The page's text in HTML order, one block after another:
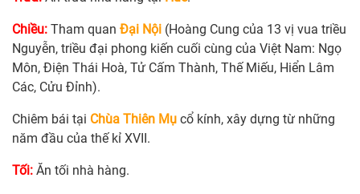
Chiều: Tham quan Đại Nội (Hoàng Cung của 13 vị vua triều
Nguyễn, triều đại phong kiến cuối cùng của Việt Nam: Ngọ
Môn, Điện Thái Hoà, Tử Cấm Thành, Thế Miếu, Hiển Lâm
Các, Cửu Đỉnh).
Chiêm bái tại Chùa Thiên Mụ cổ kính, xây dựng từ những
năm đầu của thế kỉ XVII.
Tối: Ăn tối nhà hàng.